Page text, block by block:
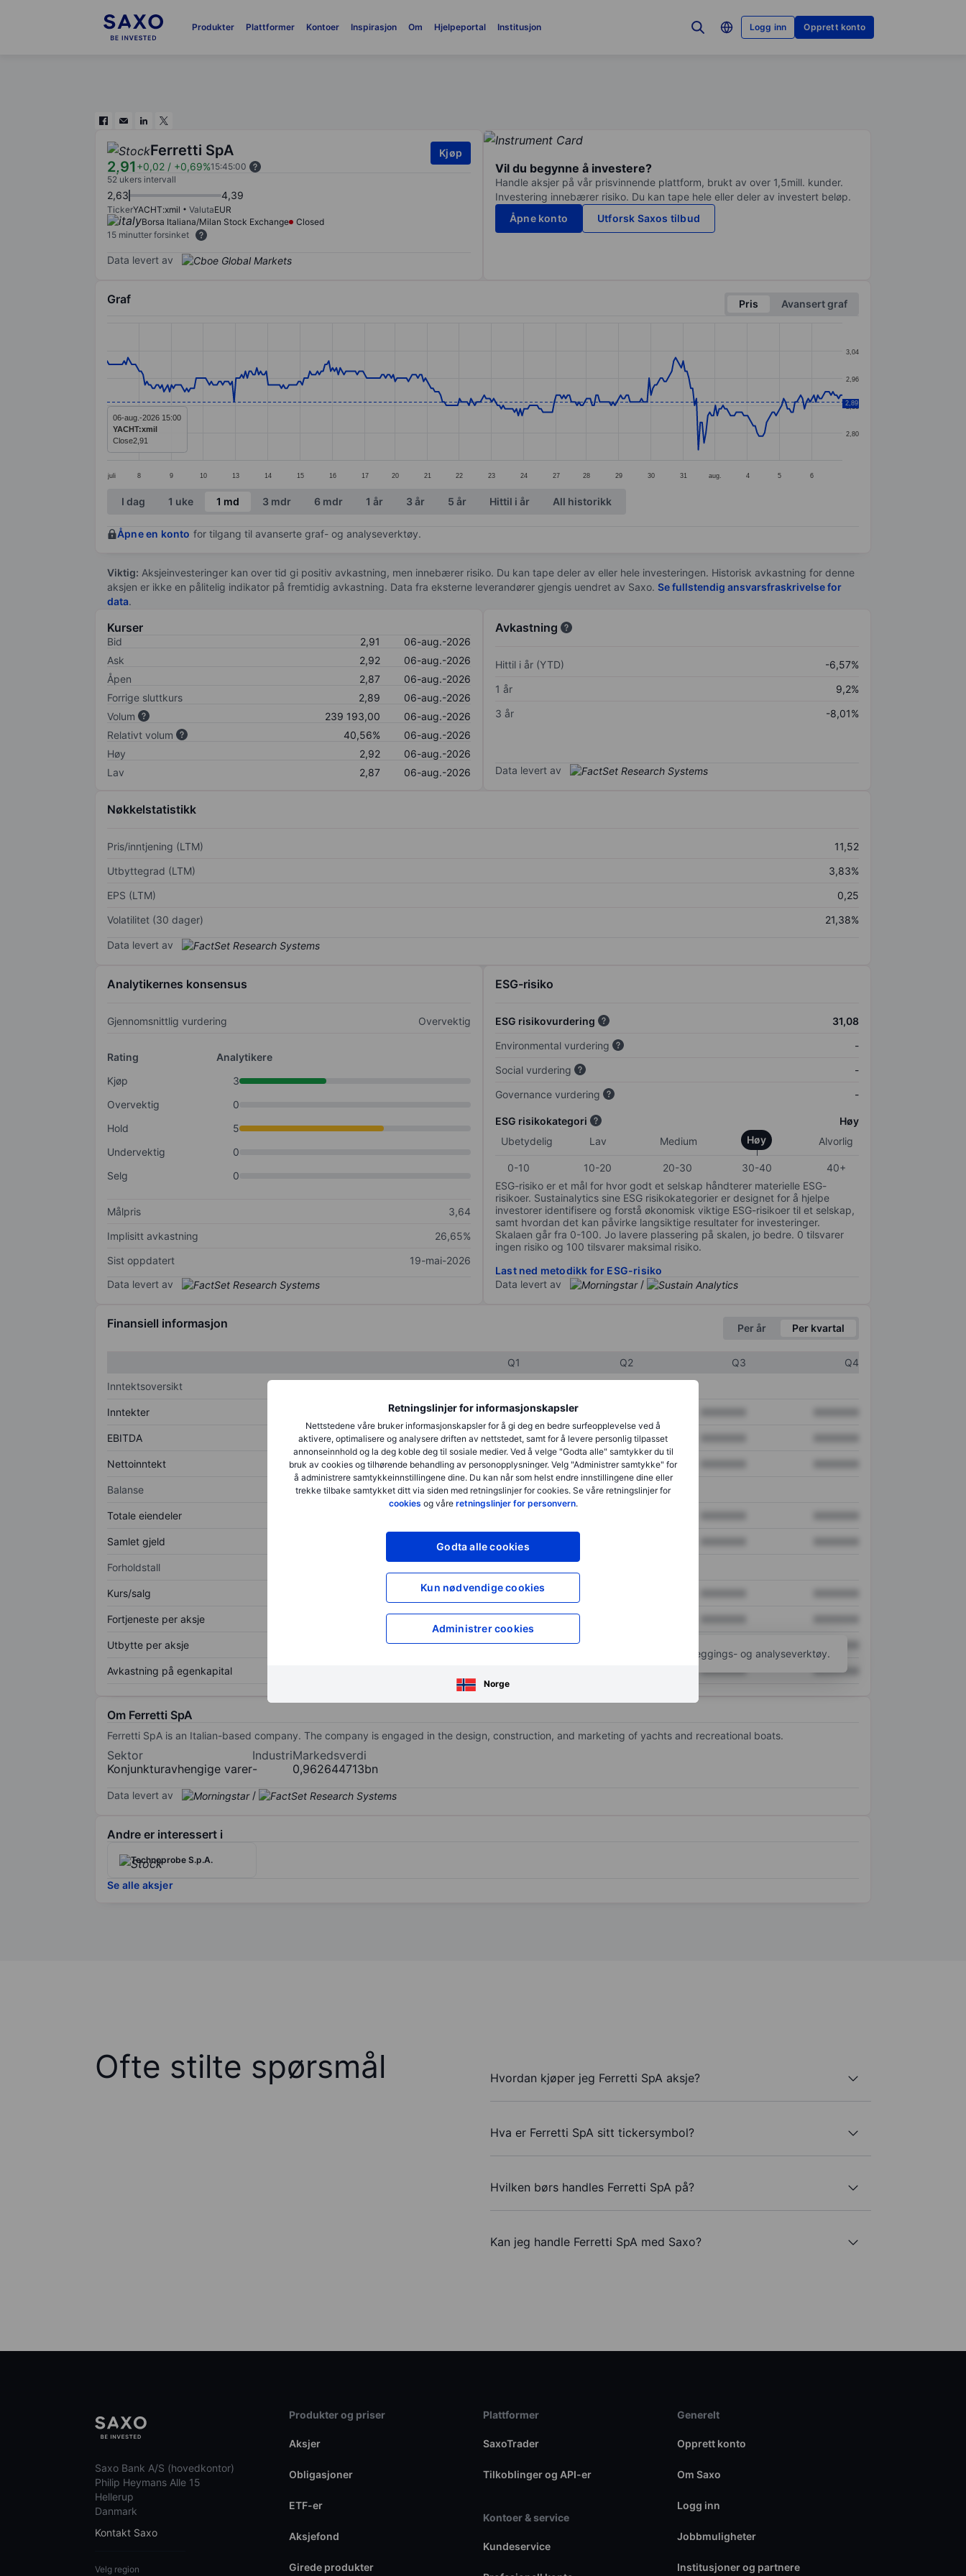
Produkter Plattformer Kontoer Inspirasjon Om Hjelpeportal Institusjon Logg inn Opprett konto
Retningslinjer for informasjonskapsler
Nettstedene våre bruker informasjonskapsler for å gi deg en bedre surfeopplevelse ved å
aktivere, optimalisere og analysere driften av nettstedet, samt for å levere personlig tilpasset
annonseinnhold og la deg koble deg til sosiale medier. Ved å velge "Godta alle" samtykker du til
bruk av cookies og tilhørende behandling av personopplysninger. Velg "Administrer samtykke" for
å administrere samtykkeinnstillingene dine. Du kan når som helst endre innstillingene dine eller
trekke tilbake samtykket ditt via siden med retningslinjer for cookies. Se våre retningslinjer for
cookies og våre retningslinjer for personvern.
Godta alle cookies
Kun nødvendige cookies
Administrer cookies
Norge
Ferretti SpA
2,91+0,02 / +0,69%15:45:00
Kjøp
52 ukers intervall
2,63 4,39
TickerYACHT:xmil ValutaEUR
Borsa Italiana/Milan Stock Exchange
Closed
15 minutter forsinket
Data levert av
Vil du begynne å investere?
Handle aksjer på vår prisvinnende plattform, brukt av over 1,5mill. kunder.
Investering innebærer risiko. Du kan tape hele eller deler av investert beløp.
Åpne konto
Utforsk Saxos tilbud
Graf Pris
Avansert graf
Line chart with 389 data points.
The chart has 1 X axis displaying categories.
The chart has 1 Y axis displaying values. Data ranges from 2.75 to 3.02.
juli 8 9 10 13 14 15 16 17 20 21 22 23 24 27 28 29 30 31 aug. 4 5 6
2,80
2,88
2,96
3,04
2,89
06-aug.-2026 15:00
YACHT:xmil
Close2,91
End of interactive chart.
I dag 1 uke 1 md 3 mdr 6 mdr 1 år 3 år 5 år Hittil i år All historikk
Åpne en konto for tilgang til avanserte graf- og analyseverktøy.
Viktig: Aksjeinvesteringer kan over tid gi positiv avkastning, men innebærer risiko. Du kan tape deler av eller hele investeringen. Historisk avkastning for denne
aksjen er ikke en pålitelig indikator på fremtidig avkastning. Data fra eksterne leverandører gjengis uendret av Saxo. Se fullstendig ansvarsfraskrivelse for
data.
Kurser
Bid 2,91
06-aug.-2026
Ask
2,92
06-aug.-2026
Åpen
2,87
06-aug.-2026
Forrige sluttkurs
2,89
06-aug.-2026
Volum
239 193,00
06-aug.-2026
Relativt volum
40,56%
06-aug.-2026
Høy
2,92
06-aug.-2026
Lav
2,87 06-aug.-2026
Avkastning
Hittil i år (YTD)
-6,57%
1 år
9,2%
3 år
-8,01%
Data levert av
Nøkkelstatistikk
Pris/inntjening (LTM)
11,52
Utbyttegrad (LTM)
3,83%
EPS (LTM)
0,25
Volatilitet (30 dager)
21,38%
Data levert av
Analytikernes konsensus
Gjennomsnittlig vurdering Overvektig
Rating
Analytikere
Kjøp
3
Overvektig
0
Hold
5
Undervektig
0
Selg
0
Målpris
3,64
Implisitt avkastning
26,65%
Sist oppdatert
19-mai-2026
Data levert av
ESG-risiko
ESG risikovurdering
31,08
Environmental vurdering
-
Social vurdering
-
Governance vurdering
-
ESG risikokategori
Høy
Ubetydelig
Lav Medium Høy Alvorlig
0-10 10-20 20-30 30-40
40+
ESG-risiko er et mål for hvor godt et selskap håndterer materielle ESG-
risikoer. Sustainalytics sine ESG risikokategorier er designet for å hjelpe
investorer identifisere og forstå økonomisk viktige ESG-risikoer til et selskap,
samt hvordan det kan påvirke langsiktige resultater for investeringer.
Skalaen går fra 0-100. Jo lavere plassering på skalen, jo bedre. 0 tilsvarer
ingen risiko og 100 tilsvarer maksimal risiko.
Last ned metodikk for ESG-risiko
Data levert av
/
Finansiell informasjon Per år Per kvartal
Q1 Q2 Q3
Q4
Inntektsoversikt
Inntekter XXXXXXX
EBITDA XXXXXXX XXXXXXX
Nettoinntekt XXXXXXX XXXXXXX
Balanse
Totale eiendeler
Samlet gjeld XXXXXXX
Forholdstall
Kurs/salg XXXXXXX
Fortjeneste per aksje
Utbytte per aksje XXXXXXX
Avkastning på egenkapital XXXXXXX XXXXXXX
for å få tilgang til flere kartleggings- og analyseverktøy.
Om Ferretti SpA
Ferretti SpA is an Italian-based company. The company is engaged in the design, construction, and marketing of yachts and recreational boats.
Sektor
Konjunkturavhengige varer
Industri
-
Markedsverdi
0,962644713bn
Data levert av /
Andre er interessert i
Technoprobe S.p.A.
Se alle aksjer
Ofte stilte spørsmål Hvordan kjøper jeg Ferretti SpA aksje?
Hva er Ferretti SpA sitt tickersymbol?
Hvilken børs handles Ferretti SpA på?
Kan jeg handle Ferretti SpA med Saxo?
Saxo Bank A/S (hovedkontor)
Philip Heymans Alle 15
Hellerup
Danmark
Kontakt Saxo
Velg region
Produkter og priser
Aksjer
Obligasjoner
ETF-er
Aksjefond
Girede produkter
Plattformer
SaxoTrader
Tilkoblinger og API-er
Kontoer & service
Kundeservice
Generelt
Opprett konto
Om Saxo
Logg inn
Jobbmuligheter
Institusjoner og partnere